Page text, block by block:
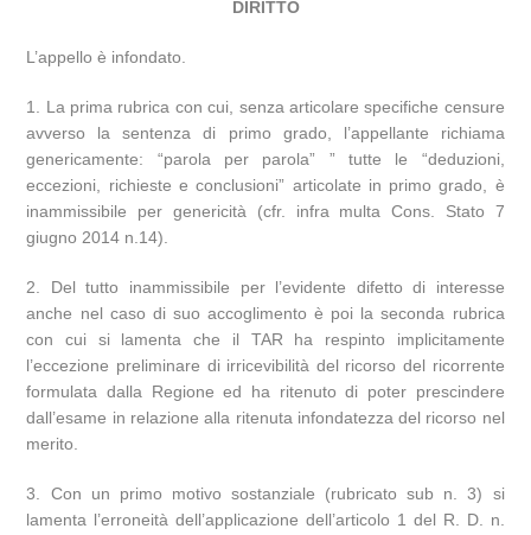
DIRITTO
L’appello è infondato.
1. La prima rubrica con cui, senza articolare specifiche censure
avverso la sentenza di primo grado, l’appellante richiama
genericamente: “parola per parola” ” tutte le “deduzioni,
eccezioni, richieste e conclusioni” articolate in primo grado, è
inammissibile per genericità (cfr. infra multa Cons. Stato 7
giugno 2014 n.14).
2. Del tutto inammissibile per l’evidente difetto di interesse
anche nel caso di suo accoglimento è poi la seconda rubrica
con cui si lamenta che il TAR ha respinto implicitamente
l’eccezione preliminare di irricevibilità del ricorso del ricorrente
formulata dalla Regione ed ha ritenuto di poter prescindere
dall’esame in relazione alla ritenuta infondatezza del ricorso nel
merito.
3. Con un primo motivo sostanziale (rubricato sub n. 3) si
lamenta l’erroneità dell’applicazione dell’articolo 1 del R. D. n.